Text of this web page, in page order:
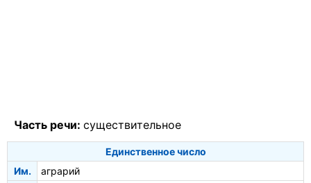
Часть речи: существительное
Единственное число
Им.
аграрий